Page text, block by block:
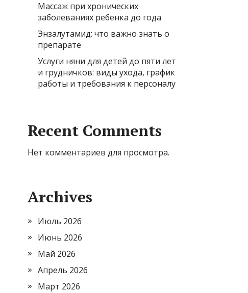
Массаж при хронических
заболеваниях ребенка до года
Энзалутамид: что важно знать о
препарате
Услуги няни для детей до пяти лет
и грудничков: виды ухода, график
работы и требования к персоналу
Recent Comments
Нет комментариев для просмотра.
Archives
Июль 2026
Июнь 2026
Май 2026
Апрель 2026
Март 2026